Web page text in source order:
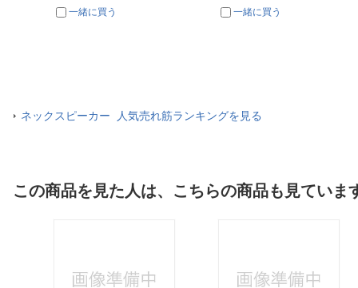
一緒に買う 一緒に買う
ネックスピーカー 人気売れ筋ランキングを見る
この商品を見た人は、こちらの商品も見ていま